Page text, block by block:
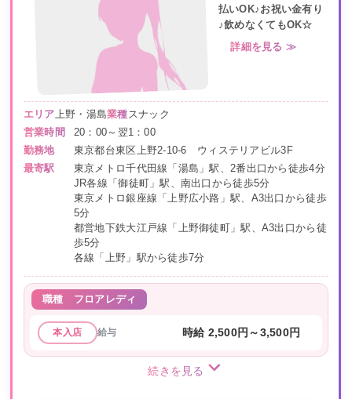
払いOK♪お祝い金有り
♪飲めなくてもOK☆
詳細を見る ≫
エリア 上野・湯島業種 スナック
営業時間
20：00～翌1：00
勤務地
東京都台東区上野2-10-6 ウィステリアビル3F
最寄駅
東京メトロ千代田線「湯島」駅、2番出口から徒歩4分
JR各線「御徒町」駅、南出口から徒歩5分
東京メトロ銀座線「上野広小路」駅、A3出口から徒歩
5分
都営地下鉄大江戸線「上野御徒町」駅、A3出口から徒
歩5分
各線「上野」駅から徒歩7分
職種 フロアレディ
本入店 給与 時給 2,500円～3,500円
続きを見る